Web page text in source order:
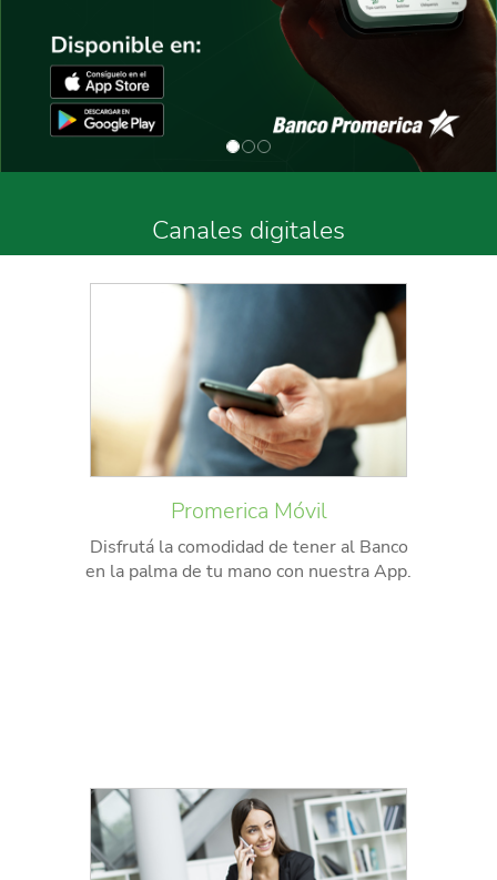
Canales digitales
Promerica Móvil
Disfrutá la comodidad de tener al Banco
en la palma de tu mano con nuestra App.